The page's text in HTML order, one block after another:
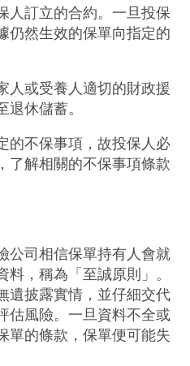
人訂立的合約。一旦投保
仍然生效的保單向指定的
人或受養人適切的財政援
休儲蓄。
的不保事項，故投保人必
了解相關的不保事項條款
公司相信保單持有人會就
，稱為「至誠原則」。
遺披露實情，並仔細交代
估風險。一旦資料不全或
單的條款，保單便可能失